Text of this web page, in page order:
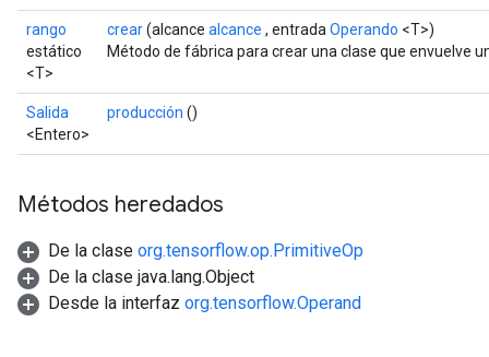
rango
estático
<T>
crear(alcance alcance , entrada Operando <T>)
Método de fábrica para crear una clase que envuelve
Salida
<Entero>
producción ()
Métodos heredados
De la clase org.tensorflow.op.PrimitiveOp
De la clase java.lang.Object
Desde la interfaz org.tensorflow.Operand